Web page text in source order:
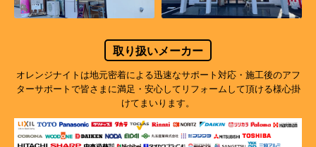
取り扱いメーカー
オレンジナイトは地元密着による迅速なサポート対応・施工後のアフ
ターサポートで皆さまに満足・安心してリフォームして頂ける様心掛
けてまいります。